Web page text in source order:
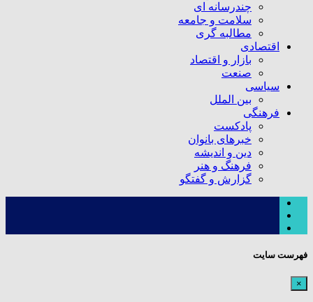
چندرسانه ای
سلامت و جامعه
مطالبه گری
اقتصادی
بازار و اقتصاد
صنعت
سیاسی
بین الملل
فرهنگی
پادکست
خبرهای بانوان
دین و اندیشه
فرهنگ و هنر
گزارش و گفتگو
فهرست سایت
×